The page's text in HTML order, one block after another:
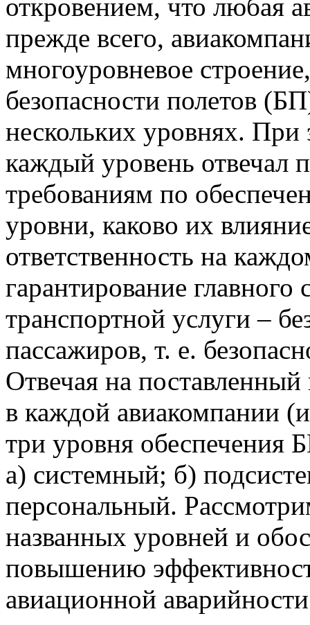
откровением, что любая
прежде всего,
многоуровневое
безопасности полетов
нескольких уровнях.
каждый уровень отвечал
требованиям по
уровни, каково их
ответственность на
гарантирование
транспортной услуги –
пассажиров, т. е.
Отвечая на
в каждой авиакомпании
три уровня обеспечения
а) системный; б)
персональный.
названных уровней и
повышению
авиационной